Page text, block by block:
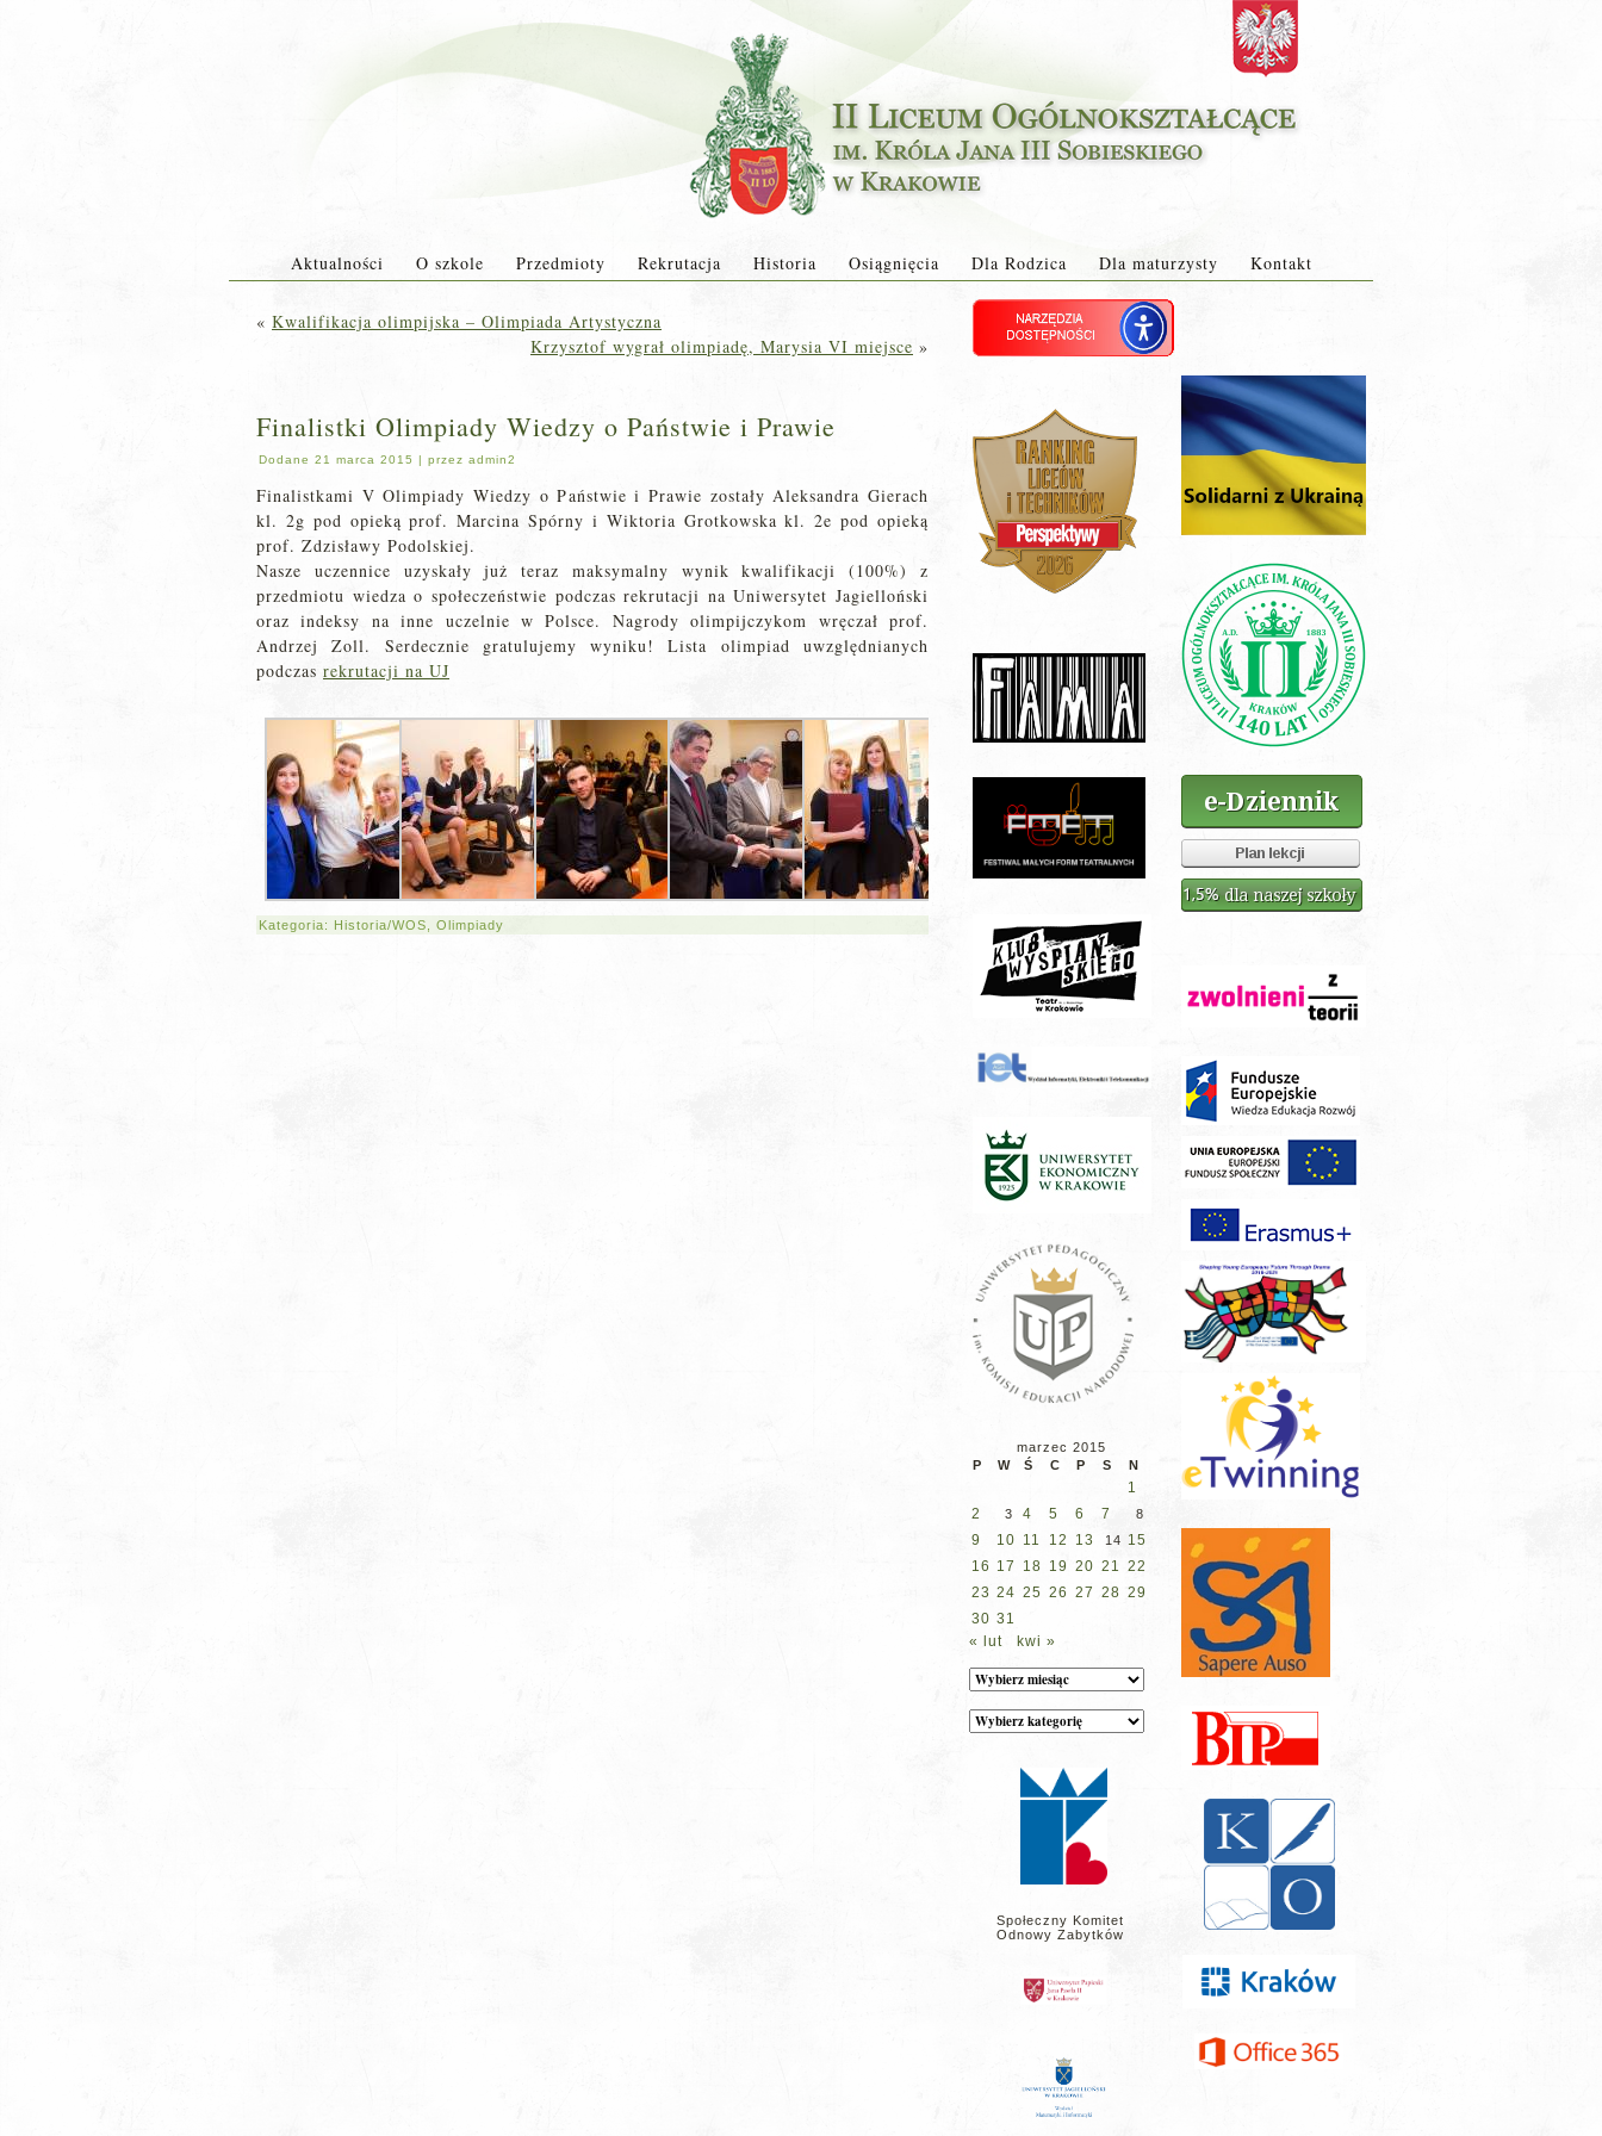
Aktualności O szkole Przedmioty Rekrutacja Historia Osiągnięcia Dla Rodzica Dla maturzysty Kontakt
« Kwalifikacja olimpijska – Olimpiada Artystyczna
Krzysztof wygrał olimpiadę, Marysia VI miejsce »
Finalistki Olimpiady Wiedzy o Państwie i Prawie
Dodane 21 marca 2015 | przez admin2
Finalistkami V Olimpiady Wiedzy o Państwie i Prawie zostały Aleksandra Gierach
kl. 2g pod opieką prof. Marcina Spórny i Wiktoria Grotkowska kl. 2e pod opieką
prof. Zdzisławy Podolskiej.
Nasze uczennice uzyskały już teraz maksymalny wynik kwalifikacji (100%) z
przedmiotu wiedza o społeczeństwie podczas rekrutacji na Uniwersytet Jagielloński
oraz indeksy na inne uczelnie w Polsce. Nagrody olimpijczykom wręczał prof.
Andrzej Zoll. Serdecznie gratulujemy wyniku! Lista olimpiad uwzględnianych
podczas rekrutacji na UJ
Kategoria: Historia/WOS Olimpiady
marzec 2015
P
W Ś C P S N
1
2
3 4 5 6 7 8
9 10 11 12 13 14 15
16 17 18 19 20 21 22
23 24 25 26 27 28 29
30 31
« lut
kwi »
Archiwum
Kategorie
wpisów
Społeczny Komitet
Odnowy Zabytków